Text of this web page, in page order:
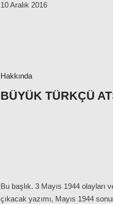
10 Aralık 2016
Hakkında
BÜYÜK TÜRKÇÜ
Bu başlık. 3 Mayıs 1944 olayları
çıkacak yazımı, Mayıs 1944